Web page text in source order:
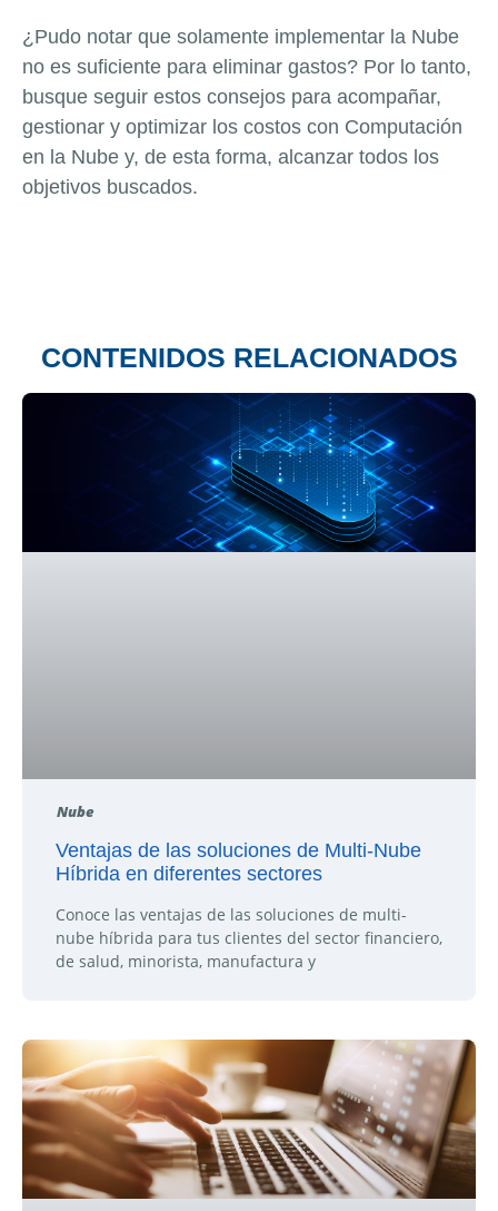
¿Pudo notar que solamente implementar la Nube
no es suficiente para eliminar gastos? Por lo tanto,
busque seguir estos consejos para acompañar,
gestionar y optimizar los costos con Computación
en la Nube y, de esta forma, alcanzar todos los
objetivos buscados.
CONTENIDOS RELACIONADOS
Nube
Ventajas de las soluciones de Multi-Nube
Híbrida en diferentes sectores
Conoce las ventajas de las soluciones de multi-
nube híbrida para tus clientes del sector financiero,
de salud, minorista, manufactura y